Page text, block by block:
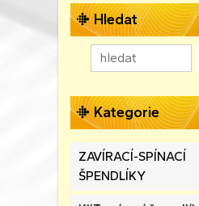
Hledat
Kategorie
ZAVÍRACÍ-SPÍNACÍ
ŠPENDLÍKY